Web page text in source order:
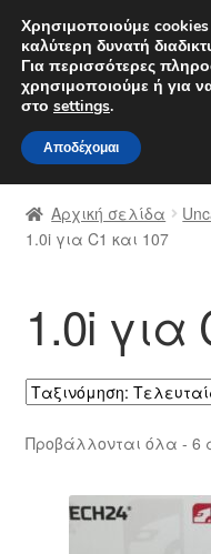
Δευτέρα-Παρ. 9
Απευθείας
μετάβαση
στην
πλοήγηση
Μετάβαση
σε
περιεχόμενο
Αρχική
Διαδικασία
Καροτσάκι
Μεταφορά
Ολοκλήρωση αγοράς
Αρχική σελίδα
1.0i για C1 και 107
1.0i για
Προβάλλονται όλα - 6
Χρησιμοποιούμε
καλύτερη δυνατή
Για περισσότερες
χρησιμοποιούμε ή για
στο settings.
Αποδέχομαι